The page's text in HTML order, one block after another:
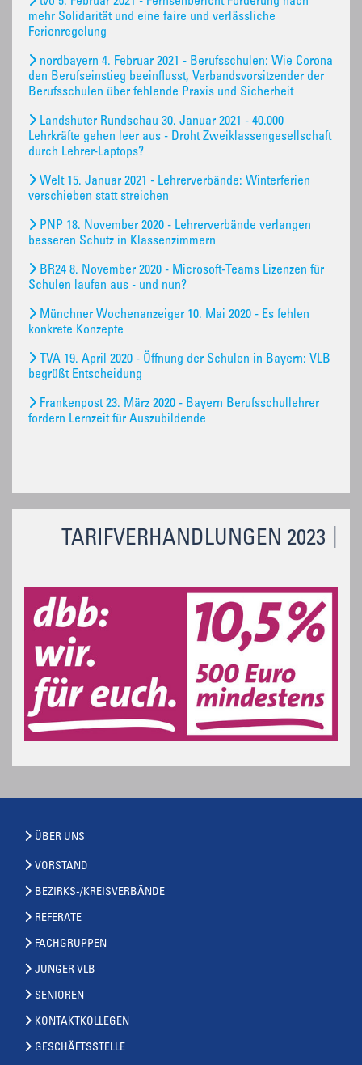
TARIFVERHANDLUNGEN 2023
mehr Solidarität und eine faire und verlässliche
Ferienregelung
nordbayern 4. Februar 2021 - Berufsschulen: Wie Corona
den Berufseinstieg beeinflusst, Verbandsvorsitzender der
Berufsschulen über fehlende Praxis und Sicherheit
Landshuter Rundschau 30. Januar 2021 - 40.000
Lehrkräfte gehen leer aus - Droht Zweiklassengesellschaft
durch Lehrer-Laptops?
Welt 15. Januar 2021 - Lehrerverbände: Winterferien
verschieben statt streichen
PNP 18. November 2020 - Lehrerverbände verlangen
besseren Schutz in Klassenzimmern
BR24 8. November 2020 - Microsoft-Teams Lizenzen für
Schulen laufen aus - und nun?
Münchner Wochenanzeiger 10. Mai 2020 - Es fehlen
konkrete Konzepte
TVA 19. April 2020 - Öffnung der Schulen in Bayern: VLB
begrüßt Entscheidung
Frankenpost 23. März 2020 - Bayern Berufsschullehrer
fordern Lernzeit für Auszubildende
ÜBER UNS
VORSTAND
BEZIRKS-/KREISVERBÄNDE
REFERATE
FACHGRUPPEN
JUNGER VLB
SENIOREN
KONTAKTKOLLEGEN
GESCHÄFTSSTELLE